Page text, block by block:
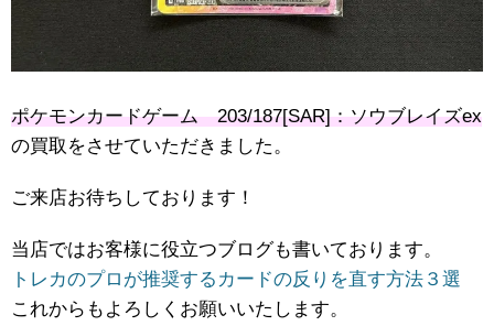
ポケモンカードゲーム 203/187[SAR]：ソウブレイズex
の買取をさせていただきました。
ご来店お待ちしております！
当店ではお客様に役立つブログも書いております。
トレカのプロが推奨するカードの反りを直す方法３選
これからもよろしくお願いいたします。